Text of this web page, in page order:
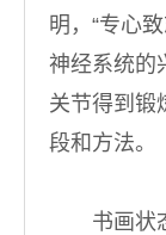
明，“专心
神经系统的
关节得到锻
段和方法。
书画状态